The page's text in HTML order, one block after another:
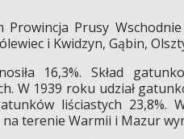
Prowincja Prusy
i Kwidzyn, Gąbin,
16,3%. Skład
W 1939 roku udział
liściastych 23,8%.
terenie Warmii i Mazur